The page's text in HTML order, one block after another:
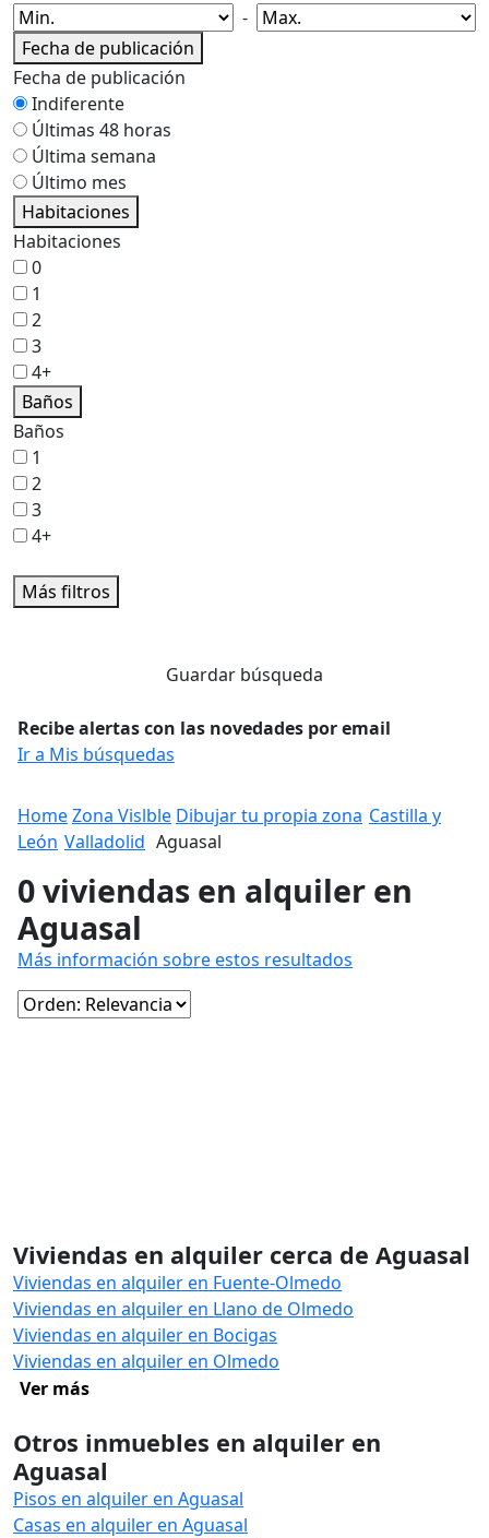
-
Fecha de publicación
Fecha de publicación
Indiferente
Últimas 48 horas
Última semana
Último mes
Habitaciones
Habitaciones
0
1
2
3
4+
Baños
Baños
1
2
3
4+
Más filtros
Guardar búsqueda
Recibe alertas con las novedades por email
Ir a Mis búsquedas
HomeZona Vislble Dibujar tu propia zona Castilla y
León Valladolid Aguasal
0 viviendas en alquiler en
Aguasal
Más información sobre estos resultados
Viviendas en alquiler cerca de Aguasal
Viviendas en alquiler en Fuente-Olmedo
Viviendas en alquiler en Llano de Olmedo
Viviendas en alquiler en Bocigas
Viviendas en alquiler en Olmedo
Ver más
Otros inmuebles en alquiler en
Aguasal
Pisos en alquiler en Aguasal
Casas en alquiler en Aguasal